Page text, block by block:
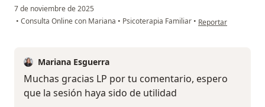
7 de noviembre de 2025
• Consulta Online con Mariana • Psicoterapia Familiar • en opinión del
Reportar
Mariana Esguerra
Muchas gracias LP por tu comentario, espero
que la sesión haya sido de utilidad